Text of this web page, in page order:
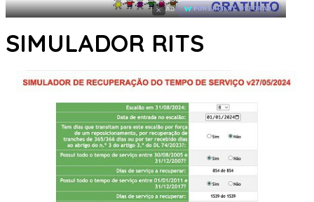
× AD POWERED BY WEFORADS
SIMULADOR RITS